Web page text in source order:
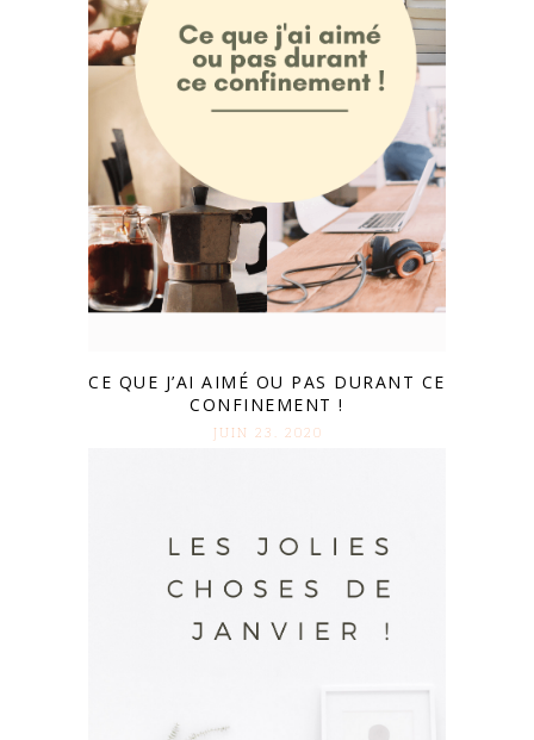
CE QUE J’AI AIMÉ OU PAS DURANT CE
CONFINEMENT !
JUIN 23. 2020